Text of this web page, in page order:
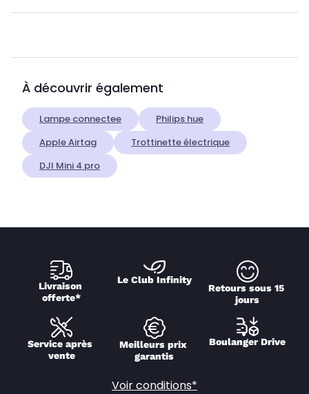
À découvrir également
Lampe connectee
Philips hue
Apple Airtag
Trottinette électrique
DJI Mini 4 pro
Livraison
offerte*
Le Club Infinity
Retours sous 15
jours
Service après
vente
Meilleurs prix
garantis
Boulanger Drive
Voir conditions*